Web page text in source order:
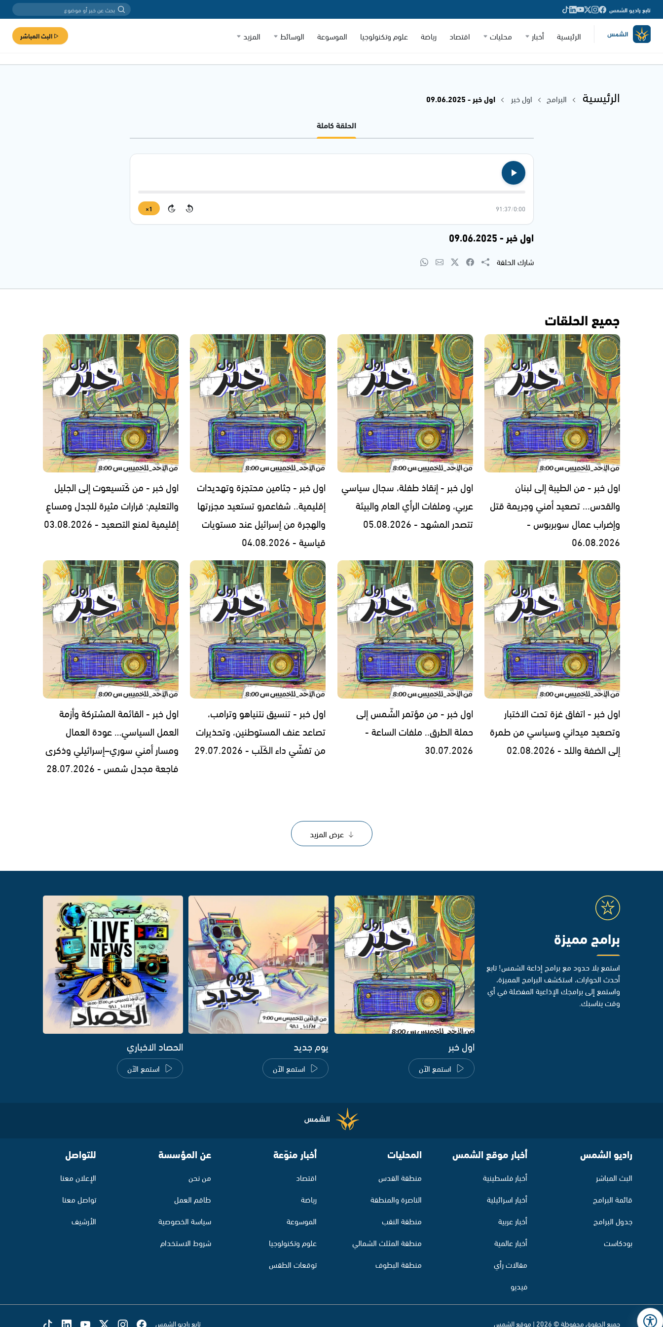
تابع راديو الشمس
الرئيسية أخبار محليات اقتصاد رياضة علوم وتكنولوجيا الموسوعة الوسائط المزيد البث المباشر
الرئيسية البرامج اول خبر
اول خبر - 09.06.2025
الحلقة كاملة
0:00
/
91:37
15
15
1×
اول خبر - 09.06.2025
شارك الحلقة
جميع الحلقات
اول خبر - من الطيبة إلى لبنان
والقدس... تصعيد أمني وجريمة قتل
وإضراب عمال سوبربوس -
06.08.2026
اول خبر - إنقاذ طفلة، سجال سياسي
عربي، وملفات الرأي العام والبيئة
تتصدر المشهد - 05.08.2026
اول خبر - جثامين محتجزة وتهديدات
إقليمية.. شفاعمرو تستعيد مجزرتها
والهجرة من إسرائيل عند مستويات
قياسية - 04.08.2026
اول خبر - من كَتسيعوت إلى الجليل
والتعليم: قرارات مثيرة للجدل ومساعٍ
إقليمية لمنع التصعيد - 03.08.2026
اول خبر - اتفاق غزة تحت الاختبار
وتصعيد ميداني وسياسي من طمرة
إلى الضفة واللد - 02.08.2026
اول خبر - من مؤتمر الشّمس إلى
حملة الطرق.. ملفات الساعة -
30.07.2026
اول خبر - تنسيق نتنياهو وترامب،
تصاعد عنف المستوطنين، وتحذيرات
من تفشّي داء الكَلَب - 29.07.2026
اول خبر - القائمة المشتركة وأزمة
العمل السياسي… عودة العمال
ومسار أمني سوري–إسرائيلي وذكرى
فاجعة مجدل شمس - 28.07.2026
عرض المزيد
برامج مميزة
استمع بلا حدود مع برامج إذاعة الشمس! تابع
أحدث الحوارات، استكشف البرامج المميزة،
واستمع إلى برامجك الإذاعية المفضلة في أي
وقت يناسبك.
اول خبر
استمع الآن
يوم جديد
استمع الآن
الحصاد الاخباري
استمع الآن
راديو الشمس
البث المباشر
قائمة البرامج
جدول البرامج
بودكاست
أخبار موقع الشمس
أخبار فلسطينية
أخبار اسرائيلية
أخبار عربية
أخبار عالمية
مقالات رأي
فيديو
المحليات
منطقة القدس
الناصرة والمنطقة
منطقة النقب
منطقة المثلث الشمالي
منطقة البطوف
أخبار منوّعة
اقتصاد
رياضة
الموسوعة
علوم وتكنولوجيا
توقعات الطقس
عن المؤسسة
من نحن
طاقم العمل
سياسة الخصوصية
شروط الاستخدام
للتواصل
الإعلان معنا
تواصل معنا
الأرشيف
جميع الحقوق محفوظة © 2026 | موقع الشمس تابع راديو الشمس